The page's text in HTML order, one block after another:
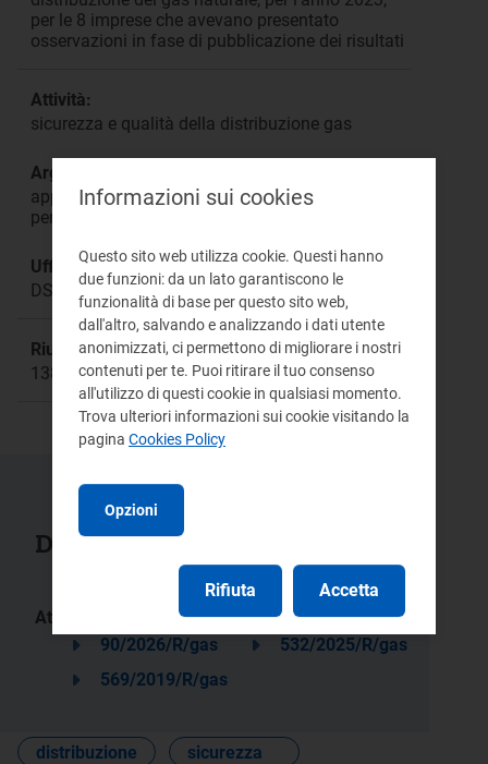
per le 8 imprese che avevano presentato
osservazioni in fase di pubblicazione dei risultati
Attività:
sicurezza e qualità della distribuzione gas
Argomento:
applicazione della regolazione in tema di premi e
penalità
Ufficio responsabile:
DSME
Riunione:
1385a
Documenti collegati
Atti:
90/2026/R/gas
532/2025/R/gas
569/2019/R/gas
distribuzione
sicurezza
Informazioni sui cookies
Questo sito web utilizza cookie. Questi hanno
due funzioni: da un lato garantiscono le
funzionalità di base per questo sito web,
dall'altro, salvando e analizzando i dati utente
anonimizzati, ci permettono di migliorare i nostri
contenuti per te. Puoi ritirare il tuo consenso
all'utilizzo di questi cookie in qualsiasi momento.
Trova ulteriori informazioni sui cookie visitando la
pagina Cookies Policy
Opzioni
Rifiuta Accetta